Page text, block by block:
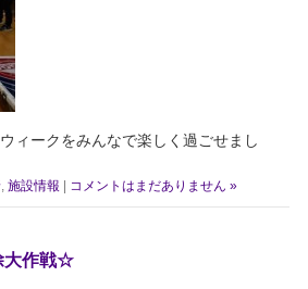
ィークをみんなで楽しく過ごせまし
,施設情報 コメントはまだありません »
大作戦☆